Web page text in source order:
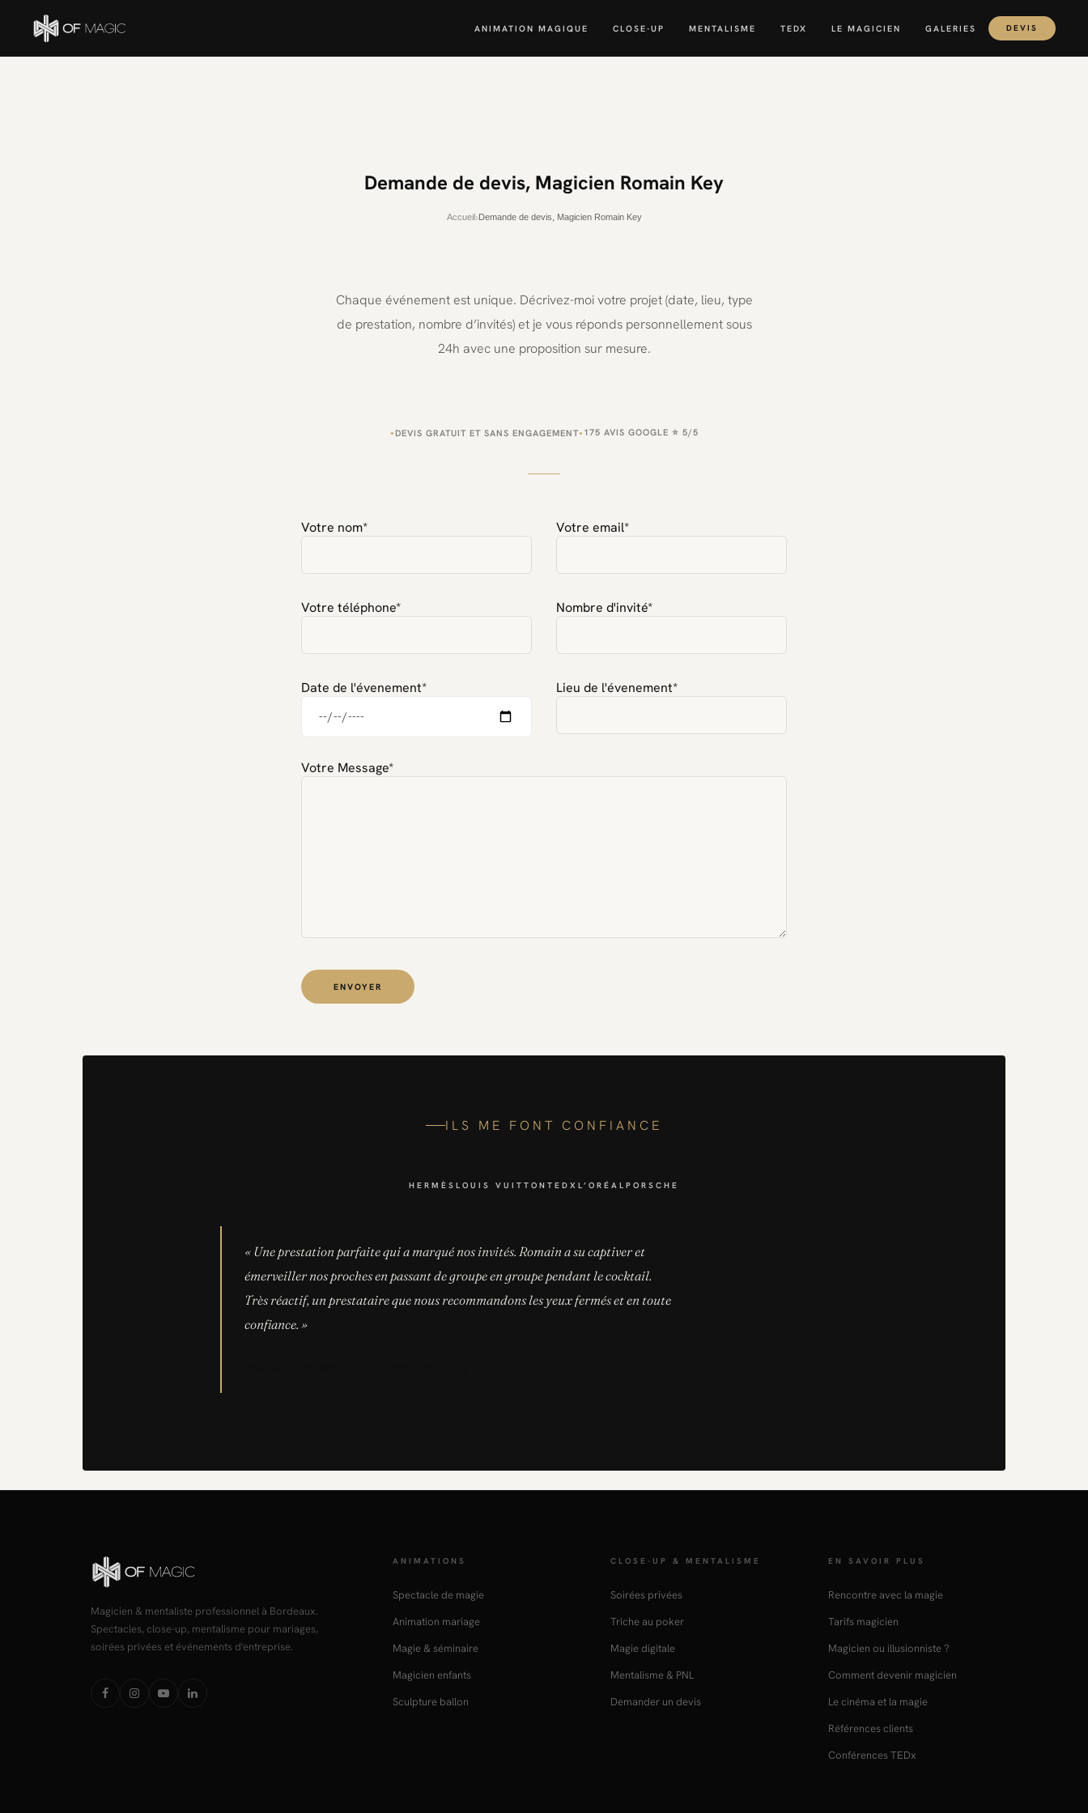
ANIMATION MAGIQUE CLOSE-UP MENTALISME TEDX LE MAGICIEN GALERIES DEVIS
Demande de devis, Magicien Romain Key
Accueil›Demande de devis, Magicien Romain Key
Chaque événement est unique. Décrivez-moi votre projet (date, lieu, type
de prestation, nombre d’invités) et je vous réponds personnellement sous
24h avec une proposition sur mesure.
● DEVIS GRATUIT ET SANS ENGAGEMENT● 175 AVIS GOOGLE ⭐ 5/5
Votre nom* Votre email*
Votre téléphone* Nombre d'invité*
Date de l'évenement* Lieu de l'évenement*
Votre Message*
ILS ME FONT CONFIANCE
HERMÈS LOUIS VUITTON TEDX L’ORÉAL PORSCHE
« Une prestation parfaite qui a marqué nos invités. Romain a su captiver et
émerveiller nos proches en passant de groupe en groupe pendant le cocktail.
Très réactif, un prestataire que nous recommandons les yeux fermés et en toute
confiance. »
Magicien & mentaliste professionnel à Bordeaux.
Spectacles, close-up, mentalisme pour mariages,
soirées privées et événements d'entreprise.
ANIMATIONS
Spectacle de magie
Animation mariage
Magie & séminaire
Magicien enfants
Sculpture ballon
CLOSE-UP & MENTALISME
Soirées privées
Triche au poker
Magie digitale
Mentalisme & PNL
Demander un devis
EN SAVOIR PLUS
Rencontre avec la magie
Tarifs magicien
Magicien ou illusionniste ?
Comment devenir magicien
Le cinéma et la magie
Références clients
Conférences TEDx